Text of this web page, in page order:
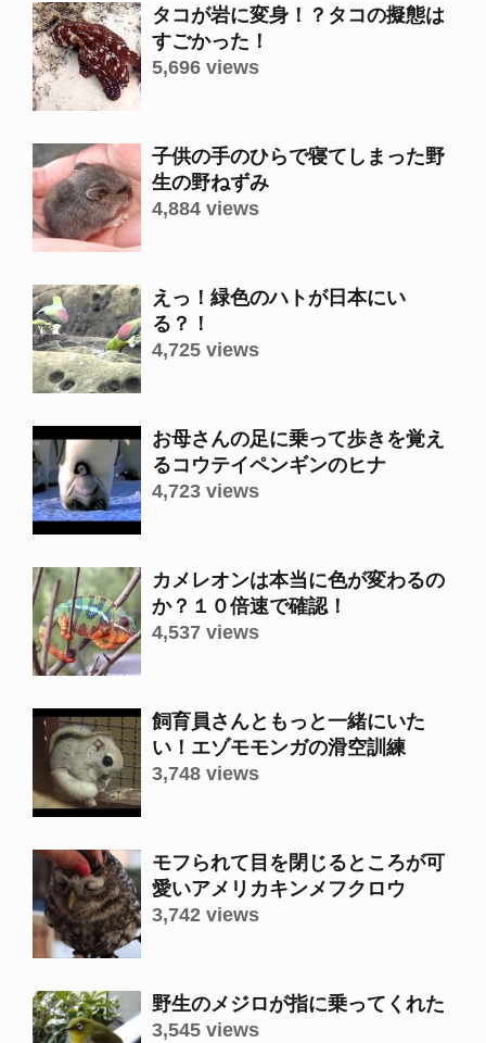
タコが岩に変身！？タコの擬態は
すごかった！
5,696 views
子供の手のひらで寝てしまった野
生の野ねずみ
4,884 views
えっ！緑色のハトが日本にい
る？！
4,725 views
お母さんの足に乗って歩きを覚え
るコウテイペンギンのヒナ
4,723 views
カメレオンは本当に色が変わるの
か？１０倍速で確認！
4,537 views
飼育員さんともっと一緒にいた
い！エゾモモンガの滑空訓練
3,748 views
モフられて目を閉じるところが可
愛いアメリカキンメフクロウ
3,742 views
野生のメジロが指に乗ってくれた
3,545 views